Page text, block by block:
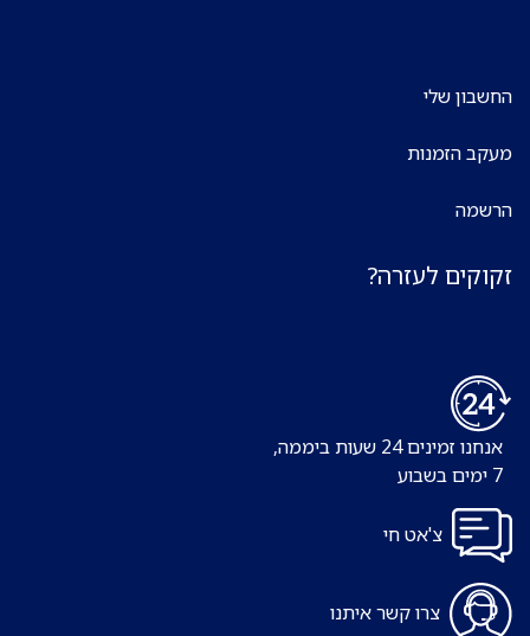
החשבון שלי
מעקב הזמנות
הרשמה
זקוקים לעזרה?
אנחנו זמינים 24 שעות ביממה,
צ'אט חי
צרו קשר איתנו